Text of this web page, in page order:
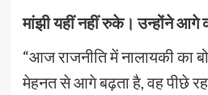
मांझी यहीं नहीं रुके। उन्होंने आगे
“आज राजनीति में नालायकी का
मेहनत से आगे बढ़ता है, वह पीछे